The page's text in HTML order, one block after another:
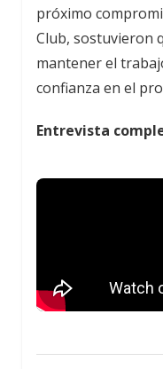
próximo
Club, sostuvieron
mantener el
confianza en el
Entrevista